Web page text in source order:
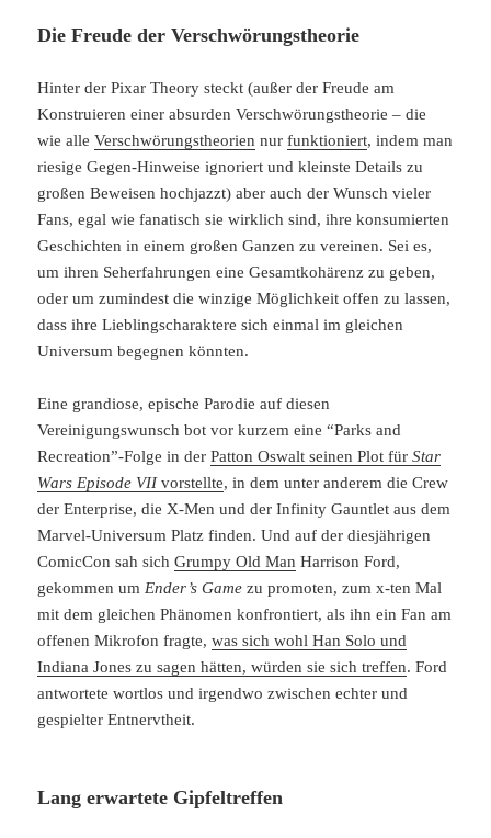
Die Freude der Verschwörungstheorie
Hinter der Pixar Theory steckt (außer der Freude am
Konstruieren einer absurden Verschwörungstheorie – die
wie alleVerschwörungstheorien nurfunktioniert, indem man
riesige Gegen-Hinweise ignoriert und kleinste Details zu
großen Beweisen hochjazzt) aber auch der Wunsch vieler
Fans, egal wie fanatisch sie wirklich sind, ihre konsumierten
Geschichten in einem großen Ganzen zu vereinen. Sei es,
um ihren Seherfahrungen eine Gesamtkohärenz zu geben,
oder um zumindest die winzige Möglichkeit offen zu lassen,
dass ihre Lieblingscharaktere sich einmal im gleichen
Universum begegnen könnten.
Eine grandiose, epische Parodie auf diesen
Vereinigungswunsch bot vor kurzem eine “Parks and
Recreation”-Folge in derPatton Oswalt seinen Plot fürStar
Wars Episode VIIvorstellte, in dem unter anderem die Crew
der Enterprise, die X-Men und der Infinity Gauntlet aus dem
Marvel-Universum Platz finden. Und auf der diesjährigen
ComicCon sah sichGrumpy Old Man Harrison Ford,
gekommen umEnder’s Game zu promoten, zum x-ten Mal
mit dem gleichen Phänomen konfrontiert, als ihn ein Fan am
offenen Mikrofon fragte,was sich wohl Han Solo und
Indiana Jones zu sagen hätten, würden sie sich treffen. Ford
antwortete wortlos und irgendwo zwischen echter und
gespielter Entnervtheit.
Lang erwartete Gipfeltreffen